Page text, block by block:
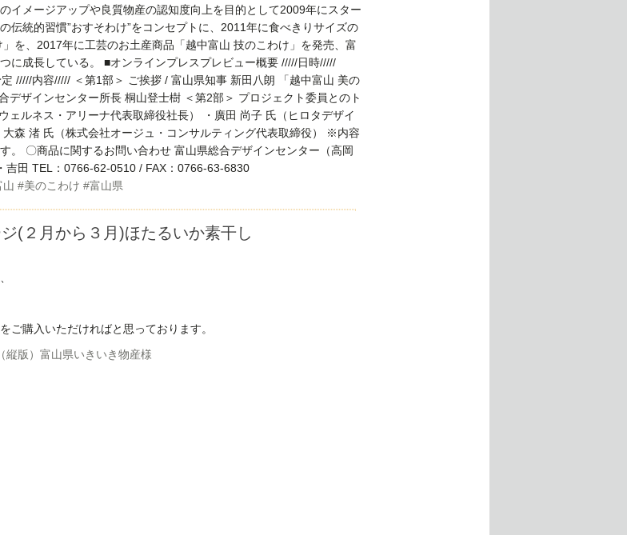
イメージアップや良質物産の認知度向上を目的として2009年にスター
伝統的習慣”おすそわけ”をコンセプトに、2011年に食べきりサイズの
を、2017年に工芸のお土産商品「越中富山 技のこわけ」を発売、富
に成長している。 ■オンラインプレスプレビュー概要 /////日時/////
/////内容///// ＜第1部＞ ご挨拶 / 富山県知事 新田八朗 「越中富山 美の
デザインセンター所長 桐山登士樹 ＜第2部＞ プロジェクト委員とのト
ェルネス・アリーナ代表取締役社長） ・廣田 尚子 氏（ヒロタデザイ
森 渚 氏（株式会社オージュ・コンサルティング代表取締役） ※内容
。 〇商品に関するお問い合わせ 富山県総合デザインセンター（高岡
吉田 TEL：0766-62-0510 / FAX：0766-63-6830
山 #美のこわけ #富山県
(２月から３月)ほたるいか素干し
ご購入いただければと思っております。
縦版）富山県いきいき物産様